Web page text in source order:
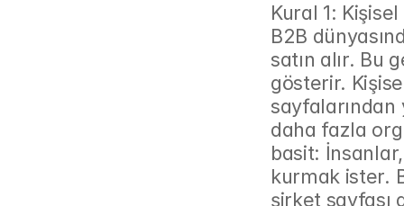
Kural 1:
B2B
satın alır. Bu
gösterir.
daha fazla
basit:
kurmak ister.
şirket sayfası